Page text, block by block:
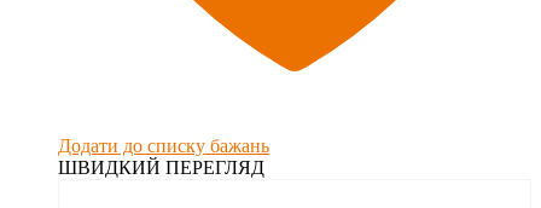
Додати до списку бажань
ШВИДКИЙ ПЕРЕГЛЯД